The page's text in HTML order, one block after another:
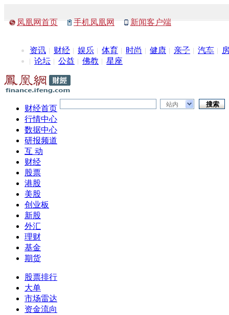
凤凰网首页 手机凤凰网 新闻客户端
资讯 财经 娱乐 体育 时尚 健康 亲子 汽车
论坛
公益 佛教 星座
站内
财经首页
行情中心
数据中心
研报频道
互 动
财经
股票
港股
美股
创业板
新股
外汇
理财
基金
期货
股票排行
大单
市场雷达
资金流向